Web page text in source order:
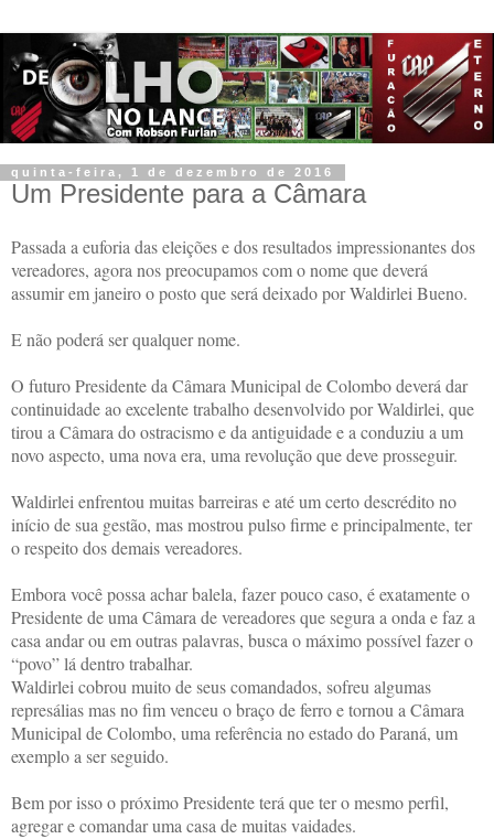
quinta-feira, 1 de dezembro de 2016
Um Presidente para a Câmara
Passada a euforia das eleições e dos resultados impressionantes dos
vereadores, agora nos preocupamos com o nome que deverá
assumir em janeiro o posto que será deixado por Waldirlei Bueno.
E não poderá ser qualquer nome.
O futuro Presidente da Câmara Municipal de Colombo deverá dar
continuidade ao excelente trabalho desenvolvido por Waldirlei, que
tirou a Câmara do ostracismo e da antiguidade e a conduziu a um
novo aspecto, uma nova era, uma revolução que deve prosseguir.
Waldirlei enfrentou muitas barreiras e até um certo descrédito no
início de sua gestão, mas mostrou pulso firme e principalmente, ter
o respeito dos demais vereadores.
Embora você possa achar balela, fazer pouco caso, é exatamente o
Presidente de uma Câmara de vereadores que segura a onda e faz a
casa andar ou em outras palavras, busca o máximo possível fazer o
“povo” lá dentro trabalhar.
Waldirlei cobrou muito de seus comandados, sofreu algumas
represálias mas no fim venceu o braço de ferro e tornou a Câmara
Municipal de Colombo, uma referência no estado do Paraná, um
exemplo a ser seguido.
Bem por isso o próximo Presidente terá que ter o mesmo perfil,
agregar e comandar uma casa de muitas vaidades.